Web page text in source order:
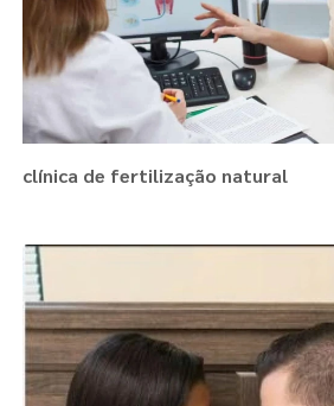
clínica de fertilização natural